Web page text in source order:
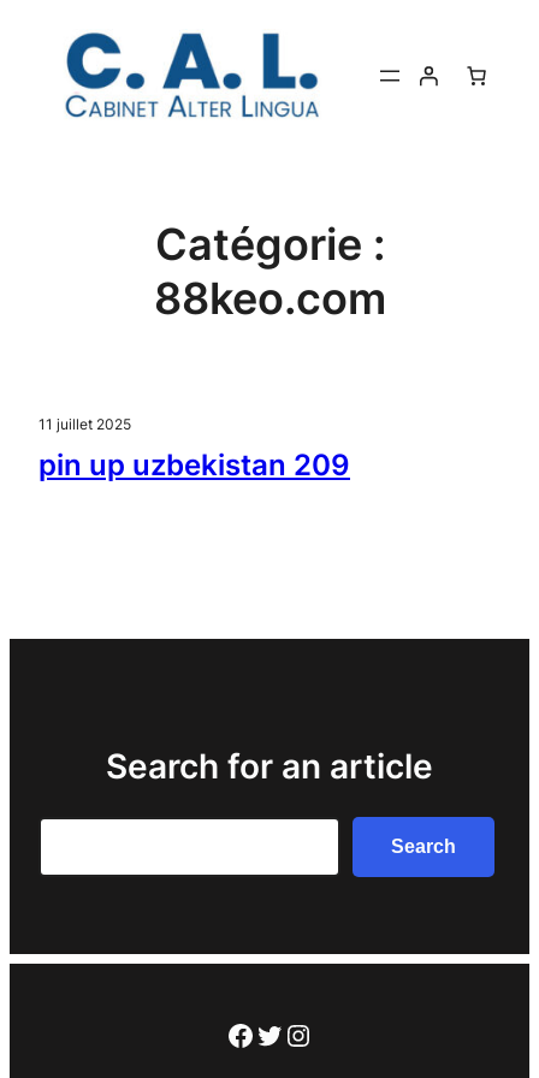
contenu
Catégorie :
88keo.com
11 juillet 2025
pin up uzbekistan 209
Search for an article
Search
Facebook
Twitter
Instagram